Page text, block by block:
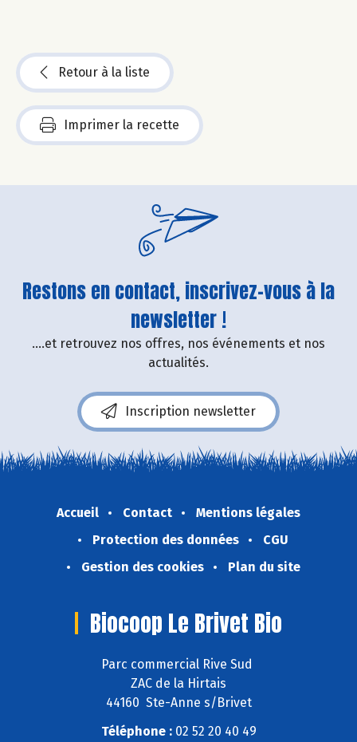
Retour à la liste
Imprimer la recette
Restons en contact, inscrivez-vous à la
newsletter !
....et retrouvez nos offres, nos événements et nos
actualités.
Inscription newsletter
Accueil Contact
Mentions légales
Protection des données
CGU
Gestion des cookies
Plan du site
Biocoop Le Brivet Bio
Parc commercial Rive Sud
ZAC de la Hirtais
44160 Ste-Anne s/Brivet
Téléphone :02 52 20 40 49